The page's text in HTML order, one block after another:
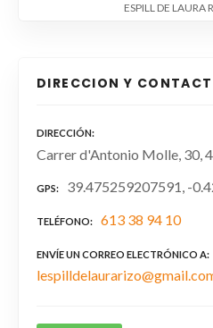
ESPILL DE LAURA
DIRECCION Y
DIRECCIÓN
Carrer d'Antonio Molle, 30,
GPS 39.475259207591, -
TELÉFONO 613 38 94 10
ENVÍE UN CORREO ELECTRÓNICO A